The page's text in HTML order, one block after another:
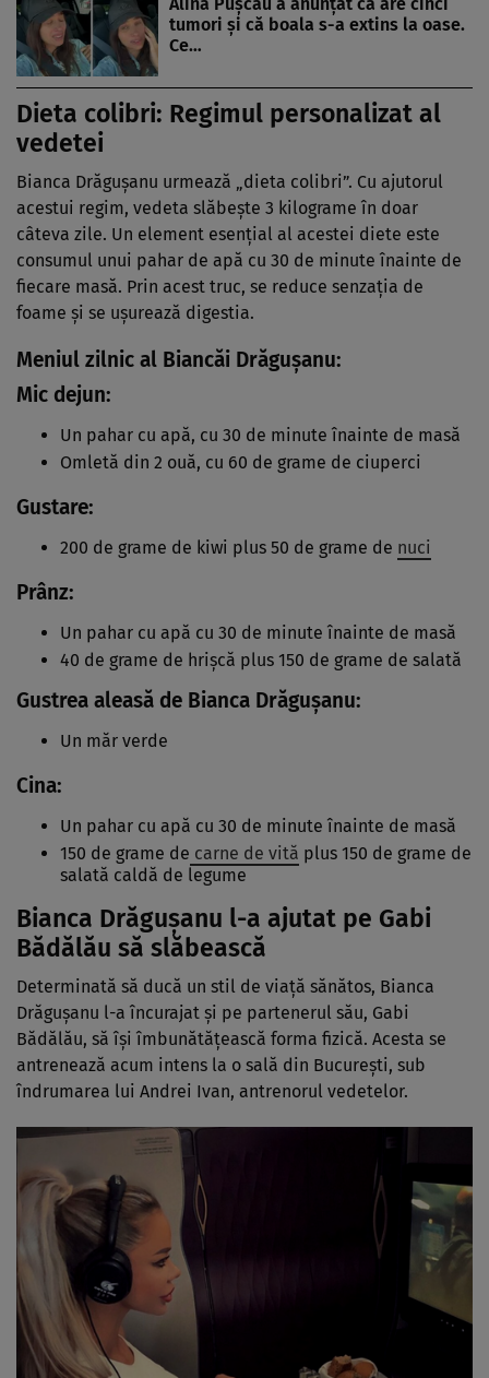
tumori și că boala s-a extins la oase.
Ce…
Dieta colibri: Regimul personalizat al
vedetei
Bianca Drăgușanu urmează „dieta colibri”. Cu ajutorul
acestui regim, vedeta slăbește 3 kilograme în doar
câteva zile. Un element esențial al acestei diete este
consumul unui pahar de apă cu 30 de minute înainte de
fiecare masă. Prin acest truc, se reduce senzația de
foame și se ușurează digestia.
Meniul zilnic al Biancăi Drăgușanu:
Mic dejun:
Un pahar cu apă, cu 30 de minute înainte de masă
Omletă din 2 ouă, cu 60 de grame de ciuperci
Gustare:
200 de grame de kiwi plus 50 de grame de nuci
Prânz:
Un pahar cu apă cu 30 de minute înainte de masă
40 de grame de hrișcă plus 150 de grame de salată
Gustrea aleasă de Bianca Drăgușanu:
Un măr verde
Cina:
Un pahar cu apă cu 30 de minute înainte de masă
150 de grame de carne de vită plus 150 de grame de
salată caldă de legume
Bianca Drăgușanu l-a ajutat pe Gabi
Bădălău să slăbească
Determinată să ducă un stil de viață sănătos, Bianca
Drăgușanu l-a încurajat și pe partenerul său, Gabi
Bădălău, să își îmbunătățească forma fizică. Acesta se
antrenează acum intens la o sală din București, sub
îndrumarea lui Andrei Ivan, antrenorul vedetelor.